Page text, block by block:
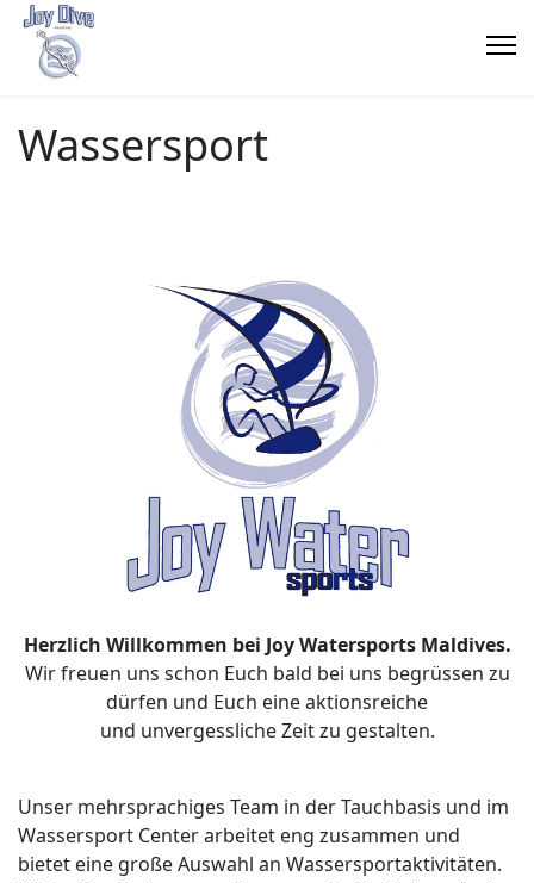
Wassersport
Herzlich Willkommen bei Joy Watersports Maldives.
Wir freuen uns schon Euch bald bei uns begrüssen zu
dürfen und Euch eine aktionsreiche
und unvergessliche Zeit zu gestalten.
Unser mehrsprachiges Team in der Tauchbasis und im
Wassersport Center arbeitet eng zusammen und
bietet eine große Auswahl an Wassersportaktivitäten.